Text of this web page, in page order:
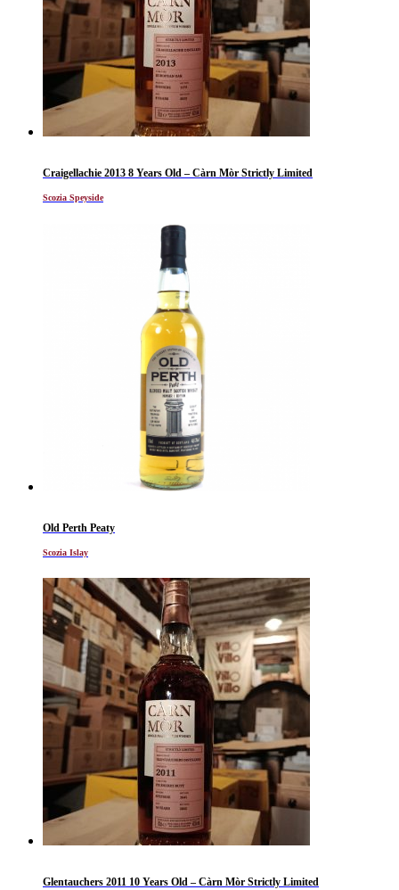
Craigellachie 2013 8 Years Old – Càrn Mòr Strictly Limited
Scozia Speyside
Old Perth Peaty
Scozia Islay
Glentauchers 2011 10 Years Old – Càrn Mòr Strictly Limited